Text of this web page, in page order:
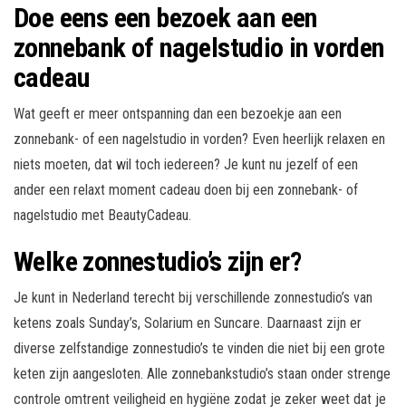
Doe eens een bezoek aan een
zonnebank of nagelstudio in vorden
cadeau
Wat geeft er meer ontspanning dan een bezoekje aan een
zonnebank- of een nagelstudio in vorden? Even heerlijk relaxen en
niets moeten, dat wil toch iedereen? Je kunt nu jezelf of een
ander een relaxt moment cadeau doen bij een zonnebank- of
nagelstudio met BeautyCadeau.
Welke zonnestudio’s zijn er?
Je kunt in Nederland terecht bij verschillende zonnestudio’s van
ketens zoals Sunday’s, Solarium en Suncare. Daarnaast zijn er
diverse zelfstandige zonnestudio’s te vinden die niet bij een grote
keten zijn aangesloten. Alle zonnebankstudio’s staan onder strenge
controle omtrent veiligheid en hygiëne zodat je zeker weet dat je